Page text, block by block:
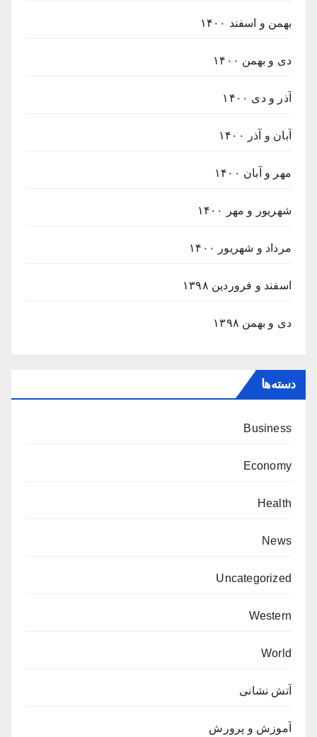
بهمن و اسفند ۱۴۰۰
دی و بهمن ۱۴۰۰
آذر و دی ۱۴۰۰
آبان و آذر ۱۴۰۰
مهر و آبان ۱۴۰۰
شهریور و مهر ۱۴۰۰
مرداد و شهریور ۱۴۰۰
اسفند و فروردین ۱۳۹۸
دی و بهمن ۱۳۹۸
دسته‌ها
Business
Economy
Health
News
Uncategorized
Western
World
آتش نشانی
آموزش و پرورش